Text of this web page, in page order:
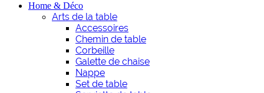
Home & Déco
Arts de la table
Accessoires
Chemin de table
Corbeille
Galette de chaise
Nappe
Set de table